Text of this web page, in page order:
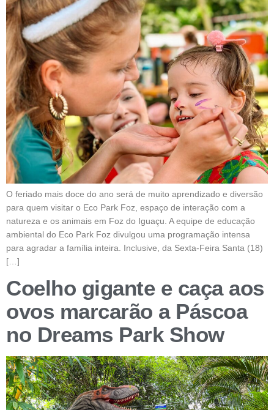
O feriado mais doce do ano será de muito aprendizado e diversão
para quem visitar o Eco Park Foz, espaço de interação com a
natureza e os animais em Foz do Iguaçu. A equipe de educação
ambiental do Eco Park Foz divulgou uma programação intensa
para agradar a família inteira. Inclusive, da Sexta-Feira Santa (18)
[…]
Coelho gigante e caça aos
ovos marcarão a Páscoa
no Dreams Park Show